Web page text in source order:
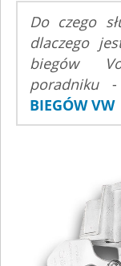
Do czego
dlaczego
biegów
poradniku-
BIEGÓW VW